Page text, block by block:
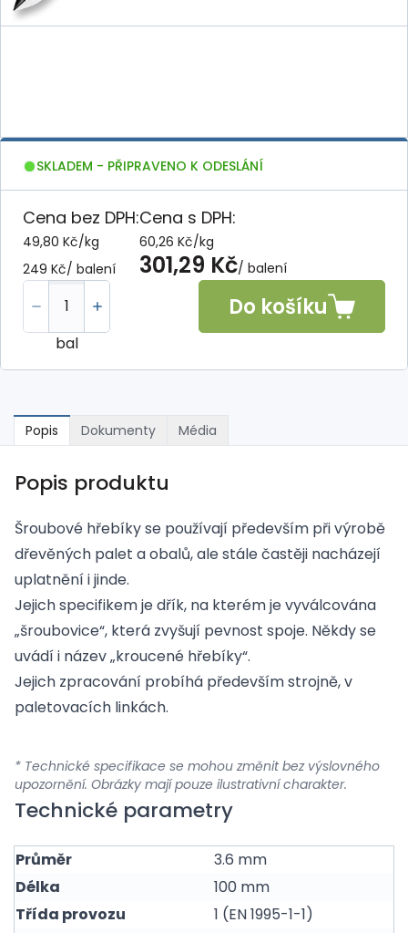
SKLADEM - PŘIPRAVENO K ODESLÁNÍ
Cena bez DPH:
49,80 Kč/kg
249 Kč/ balení
Cena s DPH:
60,26 Kč/kg
301,29 Kč/ balení
bal
Do košíku
Popis Dokumenty Média
Popis produktu
Šroubové hřebíky se používají především při výrobě
dřevěných palet a obalů, ale stále častěji nacházejí
uplatnění i jinde.
Jejich specifikem je dřík, na kterém je vyválcována
„šroubovice“, která zvyšují pevnost spoje. Někdy se
uvádí i název „kroucené hřebíky“.
Jejich zpracování probíhá především strojně, v
paletovacích linkách.
* Technické specifikace se mohou změnit bez výslovného
upozornění. Obrázky mají pouze ilustrativní charakter.
Technické parametry
Průměr
3.6 mm
Délka
100 mm
Třída provozu
1 (EN 1995-1-1)